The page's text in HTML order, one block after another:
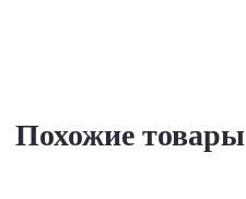
Похожие товары